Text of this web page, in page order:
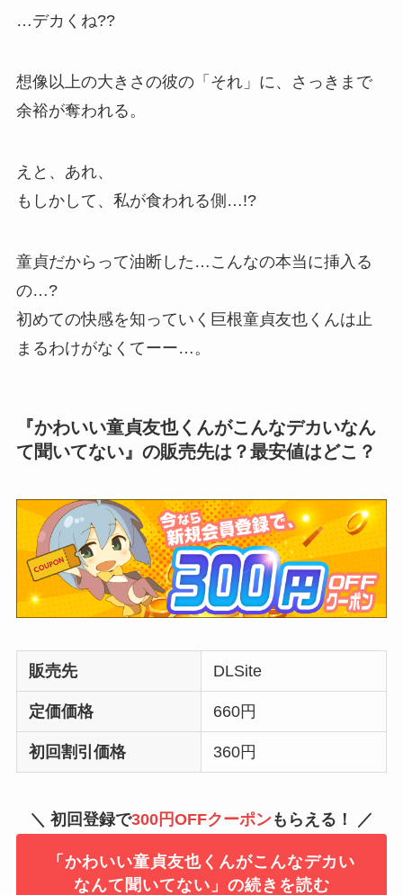
…デカくね??
想像以上の大きさの彼の「それ」に、さっきまで
余裕が奪われる。
えと、あれ、
もしかして、私が食われる側…!?
童貞だからって油断した…こんなの本当に挿入る
の…?
初めての快感を知っていく巨根童貞友也くんは止
まるわけがなくてーー…。
『かわいい童貞友也くんがこんなデカいなん
て聞いてない』の販売先は？最安値はどこ？
販売先 DLSite
定価価格 660円
初回割引価格 360円
＼ 初回登録で300円OFFクーポン もらえる！ ／
「かわいい童貞友也くんがこんなデカい
なんて聞いてない」の続きを読む